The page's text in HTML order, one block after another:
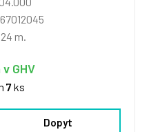
m.
GHV
7ks
Dopyt